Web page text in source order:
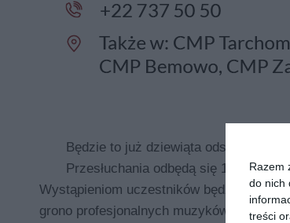
Razem
do nich
treści
Będzie to już dziewiąta odsłona
Przesłuchania odbędą się 15 marca
Wystąpieniom uczestników będzie
grono profesjonalnych muzyków: Bernard